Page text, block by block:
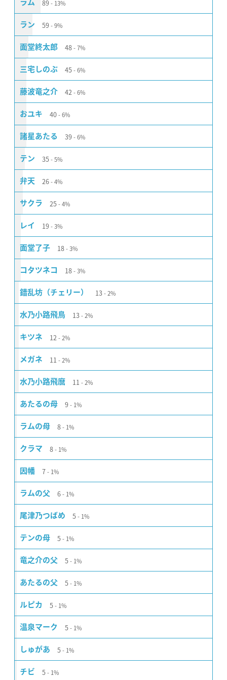
ラム 89 13%
ラン 59 9%
面堂終太郎 48 7%
三宅しのぶ 45 6%
藤波竜之介 42 6%
おユキ 40 6%
諸星あたる 39 6%
テン 35 5%
弁天 26 4%
サクラ 25 4%
レイ 19 3%
面堂了子 18 3%
コタツネコ 18 3%
錯乱坊（チェリー） 13 2%
水乃小路飛鳥 13 2%
キツネ 12 2%
メガネ 11 2%
水乃小路飛麿 11 2%
あたるの母 9 1%
ラムの母 8 1%
クラマ 8 1%
因幡 7 1%
ラムの父 6 1%
尾津乃つばめ 5 1%
テンの母 5 1%
竜之介の父 5 1%
あたるの父 5 1%
ルピカ 5 1%
温泉マーク 5 1%
しゅがあ 5 1%
チビ 5 1%